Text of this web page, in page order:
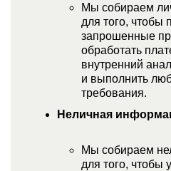
Мы собираем
для того, чтобы
запрошенные
обработать
внутренний
и выполнить
требования.
Неличная
Мы собираем
для того, чтобы